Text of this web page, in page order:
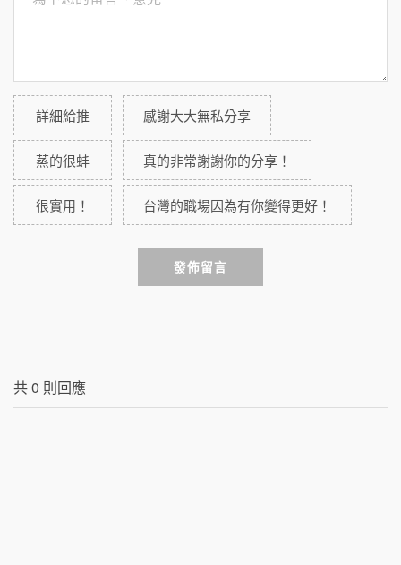
詳細給推 感謝大大無私分享
蒸的很蚌 真的非常謝謝你的分享！
很實用！ 台灣的職場因為有你變得更好！
發佈留言
共0 則回應